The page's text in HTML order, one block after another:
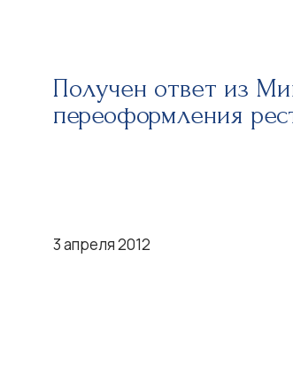
Получен ответ из
переоформления
3 апреля 2012